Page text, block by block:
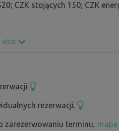
CZK stojących 150; CZK
více
rezerwacji.
zarezerwowaniu terminu, mapa